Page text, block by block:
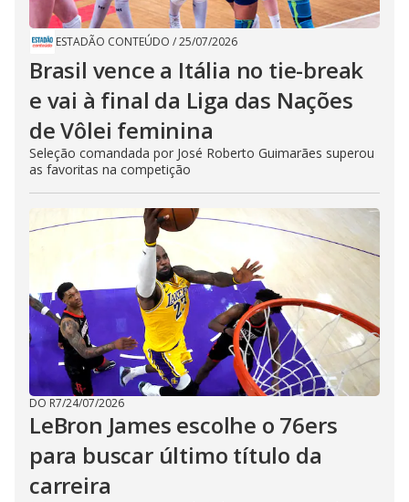
ESTADÃO CONTEÚDO /25/07/2026
Brasil vence a Itália no tie-break
e vai à final da Liga das Nações
de Vôlei feminina
Seleção comandada por José Roberto Guimarães superou
as favoritas na competição
DO R7/24/07/2026
LeBron James escolhe o 76ers
para buscar último título da
carreira